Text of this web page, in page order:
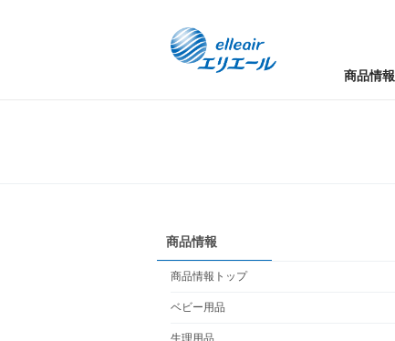
商品情報
商品情報
商品情報トップ
ベビー用品
生理用品